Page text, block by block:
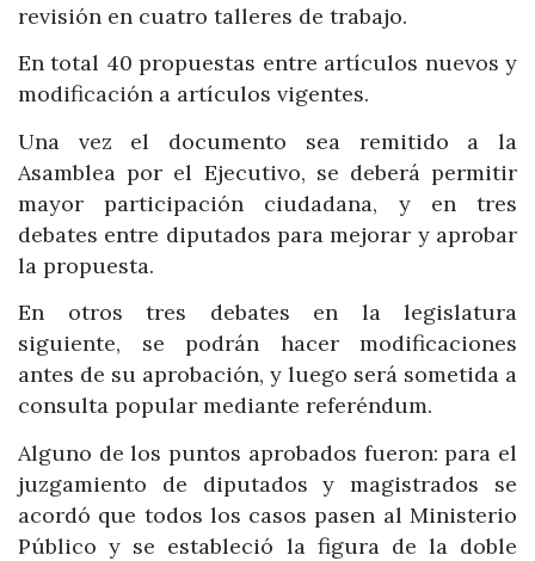
revisión en cuatro talleres de trabajo.
En total 40 propuestas entre artículos nuevos y
modificación a artículos vigentes.
Una vez el documento sea remitido a la
Asamblea por el Ejecutivo, se deberá permitir
mayor participación ciudadana, y en tres
debates entre diputados para mejorar y aprobar
la propuesta.
En otros tres debates en la legislatura
siguiente, se podrán hacer modificaciones
antes de su aprobación, y luego será sometida a
consulta popular mediante referéndum.
Alguno de los puntos aprobados fueron: para el
juzgamiento de diputados y magistrados se
acordó que todos los casos pasen al Ministerio
Público y se estableció la figura de la doble